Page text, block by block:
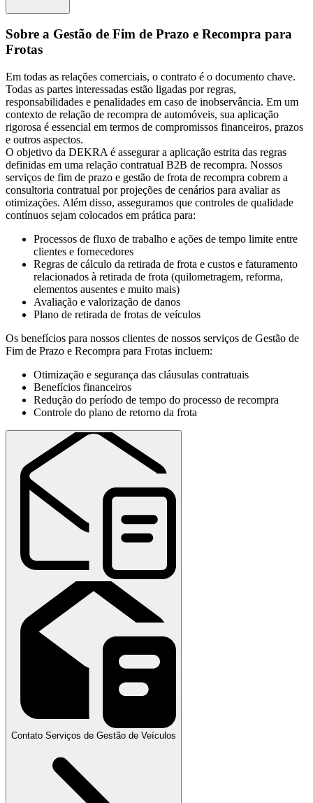
Sobre a Gestão de Fim de Prazo e Recompra para
Frotas
Em todas as relações comerciais, o contrato é o documento chave.
Todas as partes interessadas estão ligadas por regras,
responsabilidades e penalidades em caso de inobservância. Em um
contexto de relação de recompra de automóveis, sua aplicação
rigorosa é essencial em termos de compromissos financeiros, prazos
e outros aspectos.
O objetivo da DEKRA é assegurar a aplicação estrita das regras
definidas em uma relação contratual B2B de recompra. Nossos
serviços de fim de prazo e gestão de frota de recompra cobrem a
consultoria contratual por projeções de cenários para avaliar as
otimizações. Além disso, asseguramos que controles de qualidade
contínuos sejam colocados em prática para:
Processos de fluxo de trabalho e ações de tempo limite entre
clientes e fornecedores
Regras de cálculo da retirada de frota e custos e faturamento
relacionados à retirada de frota (quilometragem, reforma,
elementos ausentes e muito mais)
Avaliação e valorização de danos
Plano de retirada de frotas de veículos
Os benefícios para nossos clientes de nossos serviços de Gestão de
Fim de Prazo e Recompra para Frotas incluem:
Otimização e segurança das cláusulas contratuais
Benefícios financeiros
Redução do período de tempo do processo de recompra
Controle do plano de retorno da frota
Contato Serviços de Gestão de Veículos